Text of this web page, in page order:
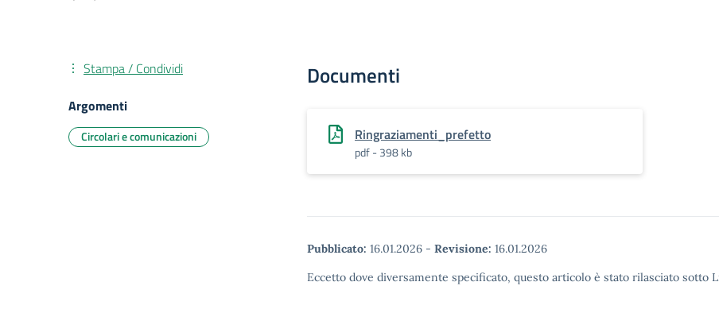
Documenti
Ringraziamenti_prefetto
pdf - 398 kb
Pubblicato: 16.01.2026 - Revisione: 16.01.2026
Eccetto dove diversamente specificato, questo articolo è stato rilasciato sotto
Stampa / Condividi
Argomenti
Circolari e comunicazioni